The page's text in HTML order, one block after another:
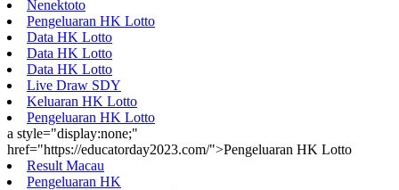
Nenektoto
Pengeluaran HK Lotto
Data HK Lotto
Data HK Lotto
Data HK Lotto
Live Draw SDY
Keluaran HK Lotto
Pengeluaran HK Lotto
a style="display:none;"
href="https://educatorday2023.com/">Pengeluaran HK Lotto
Result Macau
Pengeluaran HK